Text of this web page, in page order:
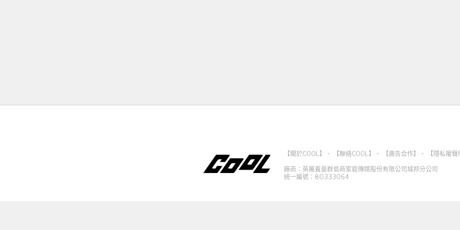
【關於COOL】 、 【聯絡COOL】 、 【廣告合作】 、
【隱私權
廠商：英屬蓋曼群島商家庭傳媒股份有限公司城邦分公司
統一編號：80333064